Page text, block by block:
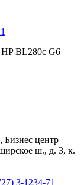
HP BL280c G6
центр
ш., д. 3, к.
3-1234-71